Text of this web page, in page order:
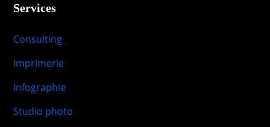
Services
Consulting
Imprimerie
Infographie
Studio photo